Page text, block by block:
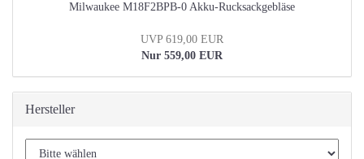
Milwaukee M18F2BPB-0 Akku-Rucksackgebläse
UVP 619,00 EUR
Nur 559,00 EUR
Hersteller